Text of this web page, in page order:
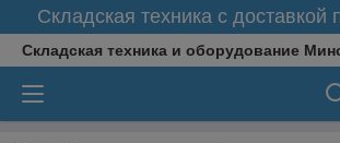
Складская техника с доставкой
Складская техника и оборудование